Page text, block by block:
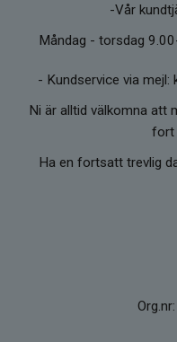
-Vår
Måndag - torsdag
- Kundservice via mejl:
Ni är alltid välkomna att
fort
Ha en fortsatt trevlig